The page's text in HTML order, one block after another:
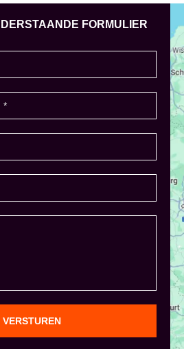
FORMULIER
VERSTUREN